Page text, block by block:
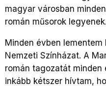
magyar városban
román műsorok legyenek.
Minden évben lementem
Nemzeti Színházat. A
román tagozatát minden
inkább kétszer hívtam,